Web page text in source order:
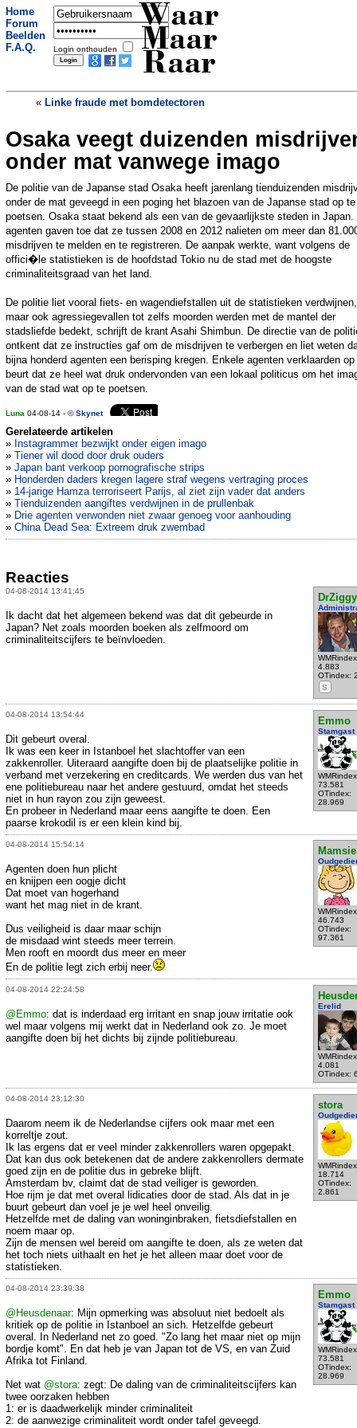
Home
Forum
Beelden
F.A.Q.
Login onthouden
Waar
Maar
Raar
« Linke fraude met bomdetectoren
Ijsje verandert van kleur als je eraan likt
»
Osaka veegt duizenden
onder mat vanwege imago
De politie van de Japanse stad Osaka heeft jarenlang tienduizenden
onder de mat geveegd in een poging het blazoen van de Japanse stad op te
poetsen. Osaka staat bekend als een van de gevaarlijkste steden in Japan.
agenten gaven toe dat ze tussen 2008 en 2012 nalieten om meer dan
misdrijven te melden en te registreren. De aanpak werkte, want volgens de
offici�le statistieken is de hoofdstad Tokio nu de stad met de hoogste
criminaliteitsgraad van het land.
De politie liet vooral fiets- en wagendiefstallen uit de statistieken verdwijnen,
maar ook agressiegevallen tot zelfs moorden werden met de mantel der
stadsliefde bedekt, schrijft de krant Asahi Shimbun. De directie van de
ontkent dat ze instructies gaf om de misdrijven te verbergen en liet weten
bijna honderd agenten een berisping kregen. Enkele agenten verklaarden op
beurt dat ze heel wat druk ondervonden van een lokaal politicus om het
van de stad wat op te poetsen.
Luna 04-08-14 - ©Skynet
Gerelateerde artikelen
» Instagrammer bezwijkt onder eigen imago
» Tiener wil dood door druk ouders
» Japan bant verkoop pornografische strips
» Honderden daders kregen lagere straf wegens vertraging proces
» 14-jarige Hamza terroriseert Parijs, al ziet zijn vader dat anders
» Tienduizenden aangiftes verdwijnen in de prullenbak
» Drie agenten verwonden niet zwaar genoeg voor aanhouding
» China Dead Sea: Extreem druk zwembad
Reacties
04-08-2014 13:41:45
DrZiggy
4.883
OTindex:
S
Ik dacht dat het algemeen bekend was dat dit gebeurde in
Japan? Net zoals moorden boeken als zelfmoord om
criminaliteitscijfers te beïnvloeden.
04-08-2014 13:54:44
Emmo
Stamgast
73.581
OTindex:
28.969
Dit gebeurt overal.
Ik was een keer in Istanboel het slachtoffer van een
zakkenroller. Uiteraard aangifte doen bij de plaatselijke politie in
verband met verzekering en creditcards. We werden dus van het
ene politiebureau naar het andere gestuurd, omdat het steeds
niet in hun rayon zou zijn geweest.
En probeer in Nederland maar eens aangifte te doen. Een
paarse krokodil is er een klein kind bij.
04-08-2014 15:54:14
Mamsie
46.743
OTindex:
97.361
Agenten doen hun plicht
en knijpen een oogje dicht
Dat moet van hogerhand
want het mag niet in de krant.
Dus veiligheid is daar maar schijn
de misdaad wint steeds meer terrein.
Men rooft en moordt dus meer en meer
En de politie legt zich erbij neer.
04-08-2014 22:24:58
Erelid
4.081
OTindex:
@Emmo: dat is inderdaad erg irritant en snap jouw irritatie ook
wel maar volgens mij werkt dat in Nederland ook zo. Je moet
aangifte doen bij het dichts bij zijnde politiebureau.
04-08-2014 23:12:30
stora
18.714
OTindex:
2.861
Daarom neem ik de Nederlandse cijfers ook maar met een
korreltje zout.
Ik las ergens dat er veel minder zakkenrollers waren opgepakt.
Dat kan dus ook betekenen dat de andere zakkenrollers dermate
goed zijn en de politie dus in gebreke blijft.
Amsterdam bv, claimt dat de stad veiliger is geworden.
Hoe rijm je dat met overal lidicaties door de stad. Als dat in je
buurt gebeurt dan voel je je wel heel onveilig.
Hetzelfde met de daling van woninginbraken, fietsdiefstallen en
noem maar op.
Zijn de mensen wel bereid om aangifte te doen, als ze weten dat
het toch niets uithaalt en het je het alleen maar doet voor de
statistieken.
04-08-2014 23:39:38
Emmo
Stamgast
73.581
OTindex:
28.969
@Heusdenaar: Mijn opmerking was absoluut niet bedoelt als
kritiek op de politie in Istanboel an sich. Hetzelfde gebeurt
overal. In Nederland net zo goed. "Zo lang het maar niet op mijn
bordje komt". En dat heb je van Japan tot de VS, en van Zuid
Afrika tot Finland.
Net wat @stora: zegt: De daling van de criminaliteitscijfers kan
twee oorzaken hebben
1: er is daadwerkelijk minder criminaliteit
2: de aanwezige criminaliteit wordt onder tafel geveegd.